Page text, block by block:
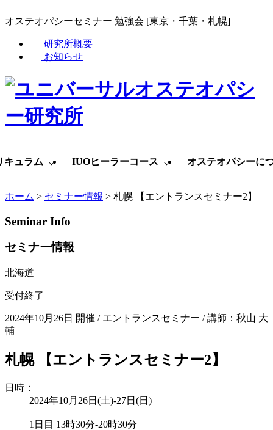
オステオパシーセミナー 勉強会 [東京・千葉・札幌]
研究所概要
お知らせ
キュラム IUOヒーラーコース オステオパシーに
ホーム > セミナー情報 > 札幌 【エントランスセミナー2】
Seminar Info
セミナー情報
北海道
受付終了
2024年10月26日 開催 / エントランスセミナー /講師：秋山 大
輔
札幌 【エントランスセミナー2】
日時：
2024年10月26日(土)-27日(日)
1日目 13時30分-20時30分